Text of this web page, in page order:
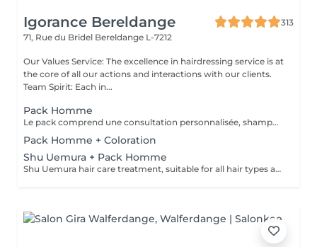
Igorance Bereldange
313
71, Rue du Bridel Bereldange L-7212
Our Values Service: The excellence in hairdressing service is at
the core of all our actions and interactions with our clients.
Team Spirit: Each in...
Pack Homme
Le pack comprend une consultation personnalisée, shampooing et conditionneur spécifiques REDKEN, la coupe IGORANCE (finitions sur cheveux secs ) et les produits de styling REDKEN * Tarifs à titre indicatifs à confirmer après la consultation personnalisée établit auprès de votre coiffeur/stylist/spécialiste * La direction se réserve le droit d’apporter des modifications pour le bon fonctionnement du salon
Pack Homme + Coloration
Shu Uemura + Pack Homme
Shu Uemura hair care treatment, suitable for all hair types and scalp + Styling Homme Prices are indicative and subject to confirmation after a personalized consultation with your hairdresser/stylist/specialist. Management reserves the right to make modifications for the smooth operation of the salon.